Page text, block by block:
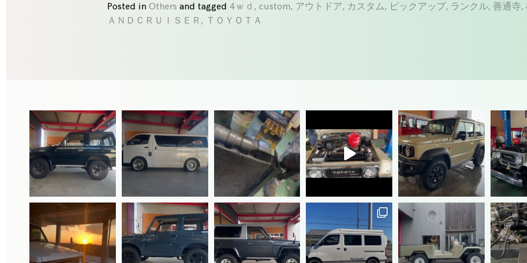
Posted inOthers and tagged 4ｗｄ , custom, アウトドア, カスタム, ピックアップ, ランクル,善通寺,
ＡＮＤＣＲＵＩＳＥＲ , ＴＯＹＯＴＡ